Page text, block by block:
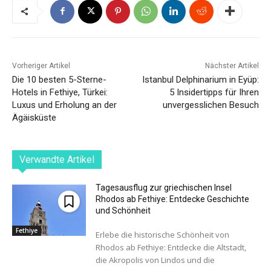
Vorheriger Artikel
Die 10 besten 5-Sterne-
Hotels in Fethiye, Türkei:
Luxus und Erholung an der
Ägäisküste
Nächster Artikel
Istanbul Delphinarium in Eyüp:
5 Insidertipps für Ihren
unvergesslichen Besuch
Verwandte Artikel
Fethiye
Tagesausflug zur griechischen Insel
Rhodos ab Fethiye: Entdecke Geschichte
und Schönheit
Erlebe die historische Schönheit von
Rhodos ab Fethiye: Entdecke die Altstadt,
die Akropolis von Lindos und die